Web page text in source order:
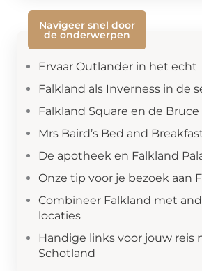
Navigeer snel door
de onderwerpen
Ervaar Outlander in het echt
Falkland als Inverness in de
Falkland Square en de
Mrs Baird’s Bed and
De apotheek en Falkland
Onze tip voor je bezoek aan
Combineer Falkland met
locaties
Handige links voor jouw reis
Schotland